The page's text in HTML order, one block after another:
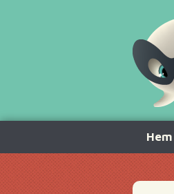
innehåll
Hem